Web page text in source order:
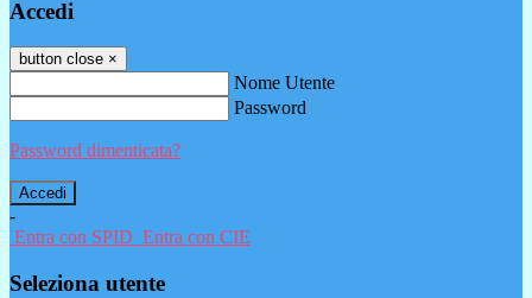
Accedi
button close ×
Nome Utente
Password
Password dimenticata?
-
Entra con SPID Entra con CIE
Seleziona utente